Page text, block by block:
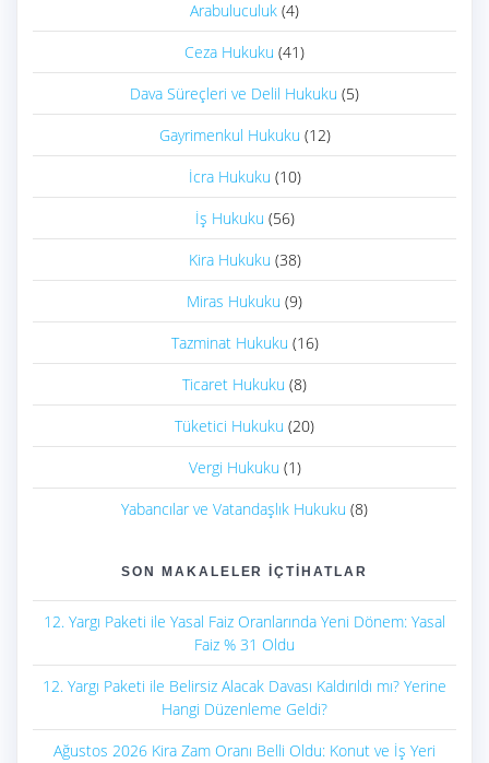
Arabuluculuk (4)
Ceza Hukuku (41)
Dava Süreçleri ve Delil Hukuku (5)
Gayrimenkul Hukuku (12)
İcra Hukuku (10)
İş Hukuku (56)
Kira Hukuku (38)
Miras Hukuku (9)
Tazminat Hukuku (16)
Ticaret Hukuku (8)
Tüketici Hukuku (20)
Vergi Hukuku (1)
Yabancılar ve Vatandaşlık Hukuku (8)
SON MAKALELER İÇTIHATLAR
12. Yargı Paketi ile Yasal Faiz Oranlarında Yeni Dönem: Yasal
Faiz % 31 Oldu
12. Yargı Paketi ile Belirsiz Alacak Davası Kaldırıldı mı? Yerine
Hangi Düzenleme Geldi?
Ağustos 2026 Kira Zam Oranı Belli Oldu: Konut ve İş Yeri